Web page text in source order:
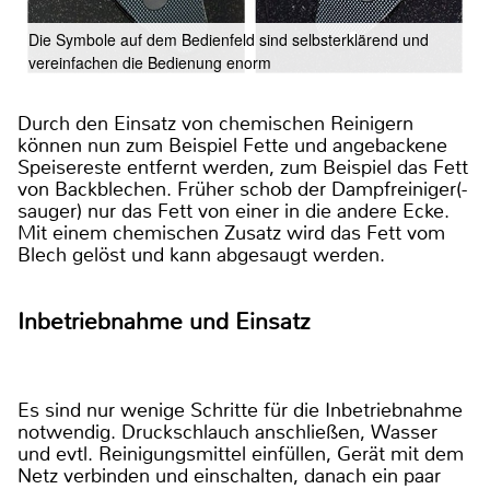
Die Symbole auf dem Bedienfeld sind selbsterklärend und
vereinfachen die Bedienung enorm
Durch den Einsatz von chemischen Reinigern
können nun zum Beispiel Fette und angebackene
Speisereste entfernt werden, zum Beispiel das Fett
von Backblechen. Früher schob der Dampfreiniger(-
sauger) nur das Fett von einer in die andere Ecke.
Mit einem chemischen Zusatz wird das Fett vom
Blech gelöst und kann abgesaugt werden.
Inbetriebnahme und Einsatz
Es sind nur wenige Schritte für die Inbetriebnahme
notwendig. Druckschlauch anschließen, Wasser
und evtl. Reinigungsmittel einfüllen, Gerät mit dem
Netz verbinden und einschalten, danach ein paar